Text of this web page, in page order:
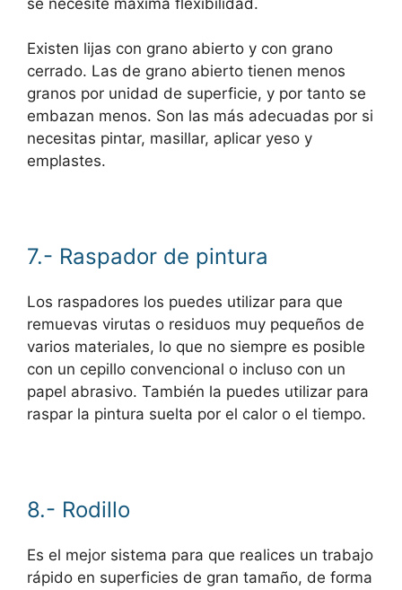
Existen lijas con grano abierto y con grano
cerrado. Las de grano abierto tienen menos
granos por unidad de superficie, y por tanto se
embazan menos. Son las más adecuadas por si
necesitas pintar, masillar, aplicar yeso y
emplastes.
7.- Raspador de pintura
Los raspadores los puedes utilizar para que
remuevas virutas o residuos muy pequeños de
varios materiales, lo que no siempre es posible
con un cepillo convencional o incluso con un
papel abrasivo. También la puedes utilizar para
raspar la pintura suelta por el calor o el tiempo.
8.- Rodillo
Es el mejor sistema para que realices un trabajo
rápido en superficies de gran tamaño, de forma